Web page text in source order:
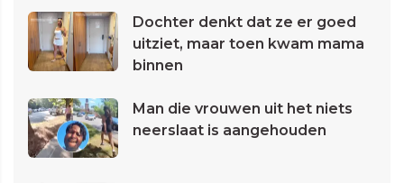
Dochter denkt dat ze er goed
uitziet, maar toen kwam mama
binnen
Man die vrouwen uit het niets
neerslaat is aangehouden